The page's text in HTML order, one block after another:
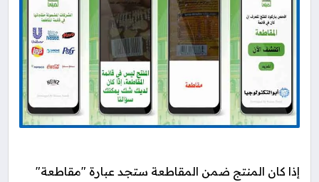
إذا كان المنتج ضمن المقاطعة ستجد عبارة "مقاطعة"